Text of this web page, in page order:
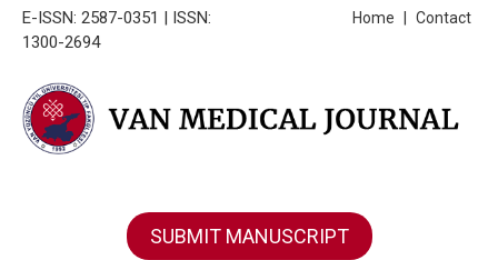
E-ISSN: 2587-0351 | ISSN:
1300-2694
Contact
Home
SUBMIT MANUSCRIPT